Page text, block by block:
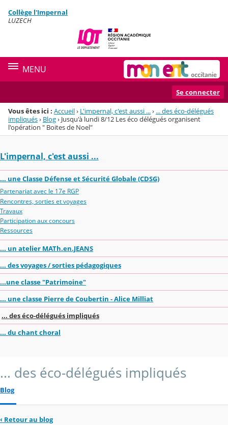
Menu de la rubrique
Contenu
Collège l'Impernal
LUZECH
MENU
Se connecter
Vous êtes ici : Accueil› L'impernal, c'est aussi ...› ... des éco-délégués
impliqués› Blog› Jusqu'à lundi 8/12 Les éco délégués organisent
l'opération " Boites de Noel"
L'impernal, c'est aussi ...
... une Classe Défense et Sécurité Globale (CDSG)
Partenariat avec le 17e RGP
Rencontres, sorties et voyages
Travaux
Participation aux concours
Ressources
... un atelier MATh.en.JEANS
... des voyages / sorties pédagogiques
...une classe "Patrimoine"
... une classe Pierre de Coubertin - Alice Milliat
... des éco-délégués impliqués
... du chant choral
... des éco-délégués impliqués
Blog
‹ Retour au blog